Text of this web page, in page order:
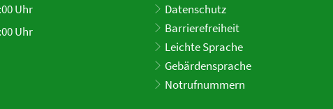
12:00 Uhr
Uhr
18:00 Uhr
Uhr
Datenschutz
Barrierefreiheit
Leichte Sprache
Gebärdensprache
Notrufnummern